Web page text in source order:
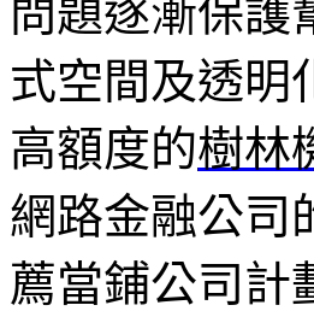
問題逐漸保護
式空間及透明
高額度的樹林
網路金融公司
薦當鋪公司計